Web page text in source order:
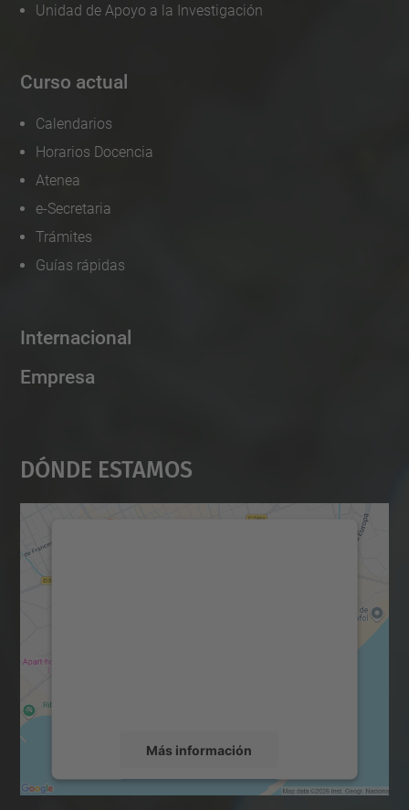
Unidad de Apoyo a la Investigación
Curso actual
Calendarios
Horarios Docencia
Atenea
e-Secretaria
Trámites
Guías rápidas
Internacional
Empresa
Dónde Estamos
Más información
Aceptar